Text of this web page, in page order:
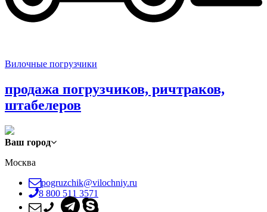
Вилочные погрузчики
продажа погрузчиков, ричтраков,
штабелеров
Ваш город
Москва
pogruzchik@vilochniy.ru
8 800 511 3571